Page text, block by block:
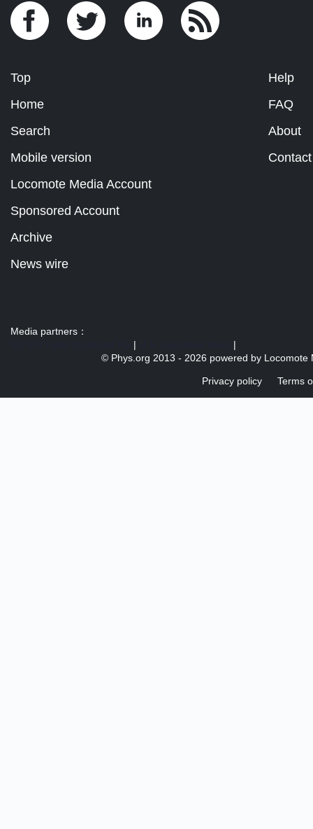
Top
Home
Search
Mobile version
Help
FAQ
About
Contact
Locomote Media Account
Sponsored Account
Archive
News wire
Media partners：
|
|
© Phys.org 2013 - 2026 powered by Locomote
Privacy policy Terms